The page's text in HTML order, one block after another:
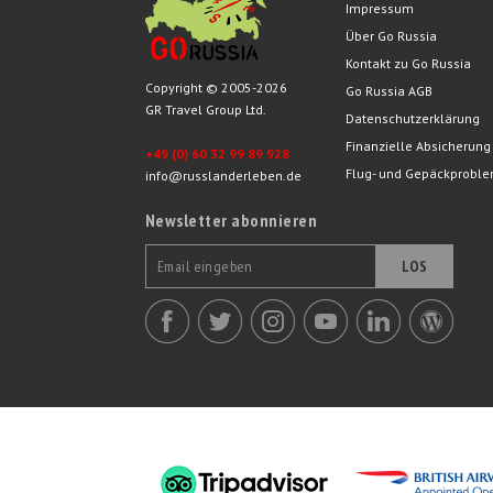
Copyright © 2005-2026
GR Travel Group Ltd.
+49 (0) 60 32 99 89 928
info@russlanderleben.de
Newsletter abonnieren
LOS
Impressum
Über Go Russia
Kontakt zu Go Russia
Go Russia AGB
Datenschutzerklärung
Finanzielle Absicherung
Flug- und